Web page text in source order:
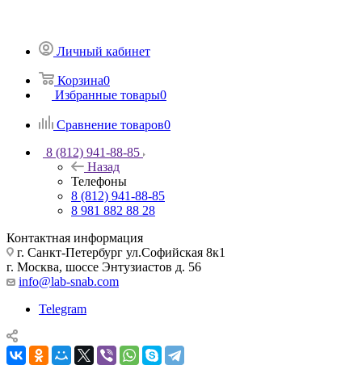
Личный кабинет
Корзина0
Избранные товары0
Сравнение товаров0
8 (812) 941-88-85
Назад
Телефоны
8 (812) 941-88-85
8 981 882 88 28
Контактная информация
г. Санкт-Петербург ул.Софийская 8к1
г. Москва, шоссе Энтузиастов д. 56
info@lab-snab.com
Telegram